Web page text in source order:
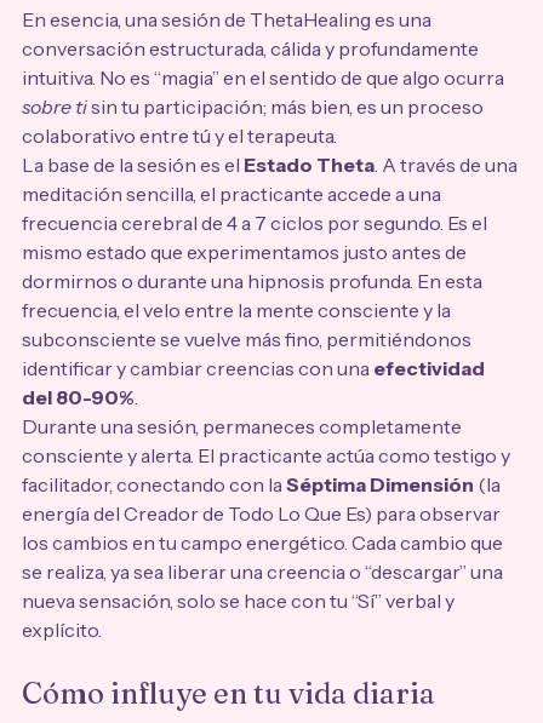
En esencia, una sesión de ThetaHealing es una
conversación estructurada, cálida y profundamente
intuitiva. No es “magia” en el sentido de que algo ocurra
sobre ti sin tu participación; más bien, es un proceso
colaborativo entre tú y el terapeuta.
La base de la sesión es el Estado Theta. A través de una
meditación sencilla, el practicante accede a una
frecuencia cerebral de 4 a 7 ciclos por segundo. Es el
mismo estado que experimentamos justo antes de
dormirnos o durante una hipnosis profunda. En esta
frecuencia, el velo entre la mente consciente y la
subconsciente se vuelve más fino, permitiéndonos
identificar y cambiar creencias con una efectividad
del 80-90%.
Durante una sesión, permaneces completamente
consciente y alerta. El practicante actúa como testigo y
facilitador, conectando con la Séptima Dimensión (la
energía del Creador de Todo Lo Que Es) para observar
los cambios en tu campo energético. Cada cambio que
se realiza, ya sea liberar una creencia o “descargar” una
nueva sensación, solo se hace con tu “Sí” verbal y
explícito.
Cómo influye en tu vida diaria